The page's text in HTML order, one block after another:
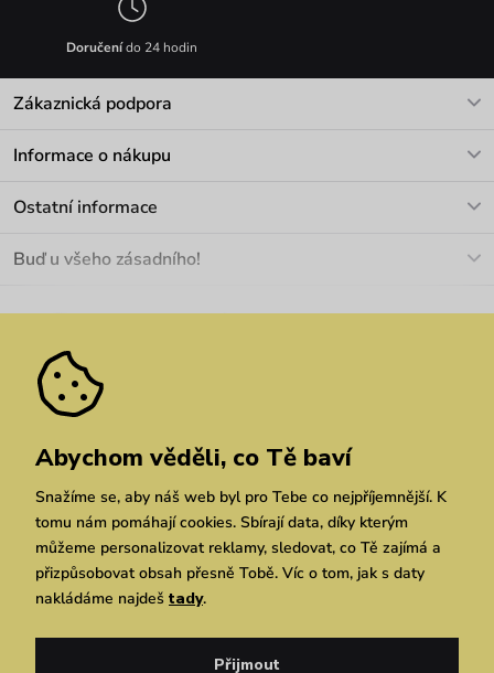
Doručenído 24 hodin
Zákaznická podpora
Informace o nákupu
Materiály a údržba
Pozáruční opravy
Ostatní informace
Velkoobchod
We Care
Dárkové poukazy
Vuchlook
Prodejny
Praha Brno Chrudim
Buď u všeho zásadního!
Zásady ochrany osobních údajů
Simplia.cz
Abychom věděli, co Tě baví
Snažíme se, aby náš web byl pro Tebe co nejpříjemnější. K
tomu nám pomáhají cookies. Sbírají data, díky kterým
můžeme personalizovat reklamy, sledovat, co Tě zajímá a
přizpůsobovat obsah přesně Tobě. Víc o tom, jak s daty
nakládáme najdeš tady.
Přijmout